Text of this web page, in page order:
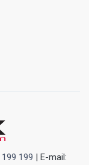
199 | E-mail: